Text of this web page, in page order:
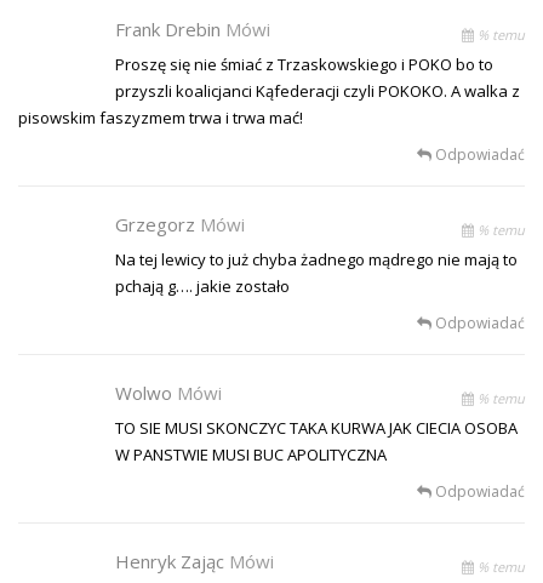
Frank Drebin Mówi % temu
Proszę się nie śmiać z Trzaskowskiego i POKO bo to
przyszli koalicjanci Kąfederacji czyli POKOKO. A walka z
pisowskim faszyzmem trwa i trwa mać!
Odpowiadać
Grzegorz Mówi % temu
Na tej lewicy to już chyba żadnego mądrego nie mają to
pchają g…. jakie zostało
Odpowiadać
Wolwo Mówi % temu
TO SIE MUSI SKONCZYC TAKA KURWA JAK CIECIA OSOBA
W PANSTWIE MUSI BUC APOLITYCZNA
Odpowiadać
Henryk Zając Mówi % temu